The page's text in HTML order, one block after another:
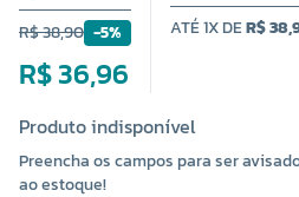
R$ 38,90 -5%
R$ 36,96
ATÉ 1X DER$
Produto indisponível
Preencha os campos para ser
ao estoque!